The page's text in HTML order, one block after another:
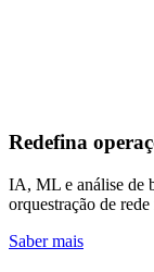
Redefina
IA, ML e análise de
orquestração de
Saber mais